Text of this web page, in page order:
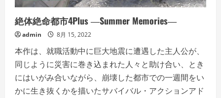
絶体絶命都市4Plus ―Summer Memories―
admin 8月 15, 2022
本作は、就職活動中に巨大地震に遭遇した主人公が、
同じように災害に巻き込まれた人々と助け合い、とき
にはいがみ合いながら、崩壊した都市での一週間をい
かに生き抜くかを描いたサバイバル・アクションアド